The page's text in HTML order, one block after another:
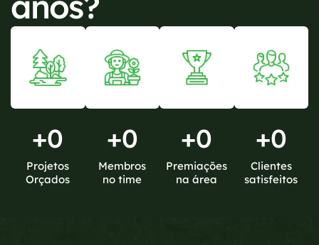
+0
Projetos
Orçados
+0
Membros
no time
+0
Premiações
na área
+0
Clientes
satisfeitos